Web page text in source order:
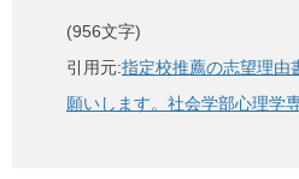
(956文字)
引用元:指定校推薦の志望理由
願いします。社会学部心理学